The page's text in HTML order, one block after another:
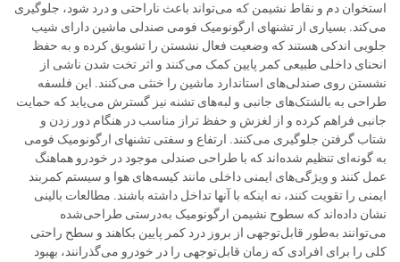
استخوان دم و نقاط نشیمن که می‌تواند باعث ناراحتی و درد شود، جلوگیری
می‌کند. بسیاری از تشنهای ارگونومیک فومی صندلی ماشین دارای شیب
جلویی اندکی هستند که وضعیت فعال نشستن را تشویق کرده و به حفظ
انحنای داخلی طبیعی کمر پایین کمک می‌کنند و اثر تخت شدن ناشی از
نشستن روی صندلی‌های استاندارد ماشین را خنثی می‌کنند. این فلسفه
طراحی به بالشتک‌های جانبی و لبه‌های تشنه نیز گسترش می‌یابد که حمایت
جانبی فراهم کرده و از لغزش و حفظ تراز مناسب در هنگام دور زدن و
شتاب گرفتن جلوگیری می‌کنند. ارتفاع و سفتی تشنهای ارگونومیک فومی
به گونه‌ای تنظیم شده‌اند که با طراحی صندلی موجود در خودرو هماهنگ
عمل کنند و ویژگی‌های ایمنی داخلی مانند کیسه‌های هوا و سیستم کمربند
ایمنی را تقویت کنند، نه اینکه با آنها تداخل داشته باشند. مطالعات بالینی
نشان داده‌اند که سطوح نشیمن ارگونومیک به‌درستی طراحی‌شده
می‌توانند به‌طور قابل‌توجهی از بروز درد کمر پایین بکاهند و سطح راحتی
کلی را برای افرادی که زمان قابل‌توجهی را در خودرو می‌گذرانند، بهبود